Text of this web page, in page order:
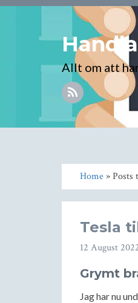
Allt om att
Home» Posts
Tesla
12 August
Grymt
Jag har nu